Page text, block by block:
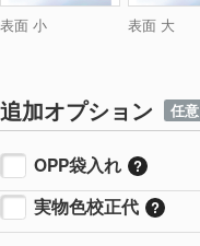
表面 小 表面 大
追加オプション 任意
OPP袋入れ
実物色校正代